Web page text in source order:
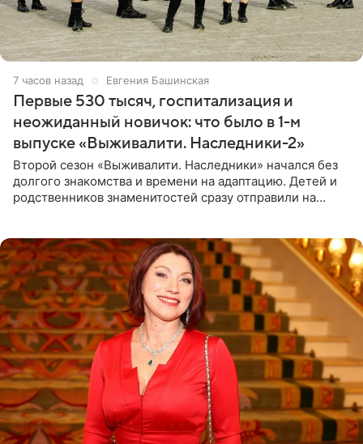
7 часов назад Евгения Башинская
Первые 530 тысяч, госпитализация и
неожиданный новичок: что было в 1-м
выпуске «Выживалити. Наследники-2»
Второй сезон «Выживалити. Наследники» начался без
долгого знакомства и времени на адаптацию. Детей и
родственников знаменитостей сразу отправили на